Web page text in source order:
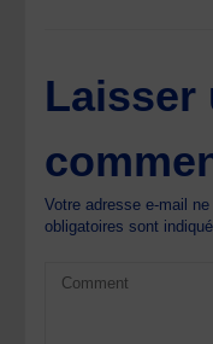
Laisser
Votre adresse e-mail
obligatoires sont